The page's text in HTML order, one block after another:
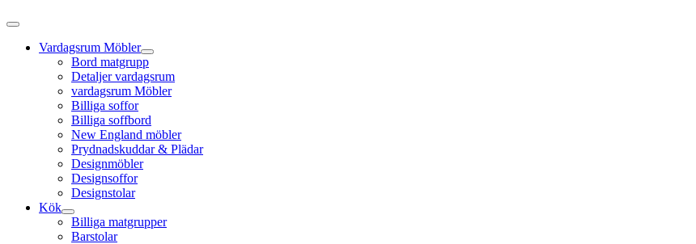
Vardagsrum Möbler
Bord matgrupp
Detaljer vardagsrum
vardagsrum Möbler
Billiga soffor
Billiga soffbord
New England möbler
Prydnadskuddar & Plädar
Designmöbler
Designsoffor
Designstolar
Kök
Billiga matgrupper
Barstolar